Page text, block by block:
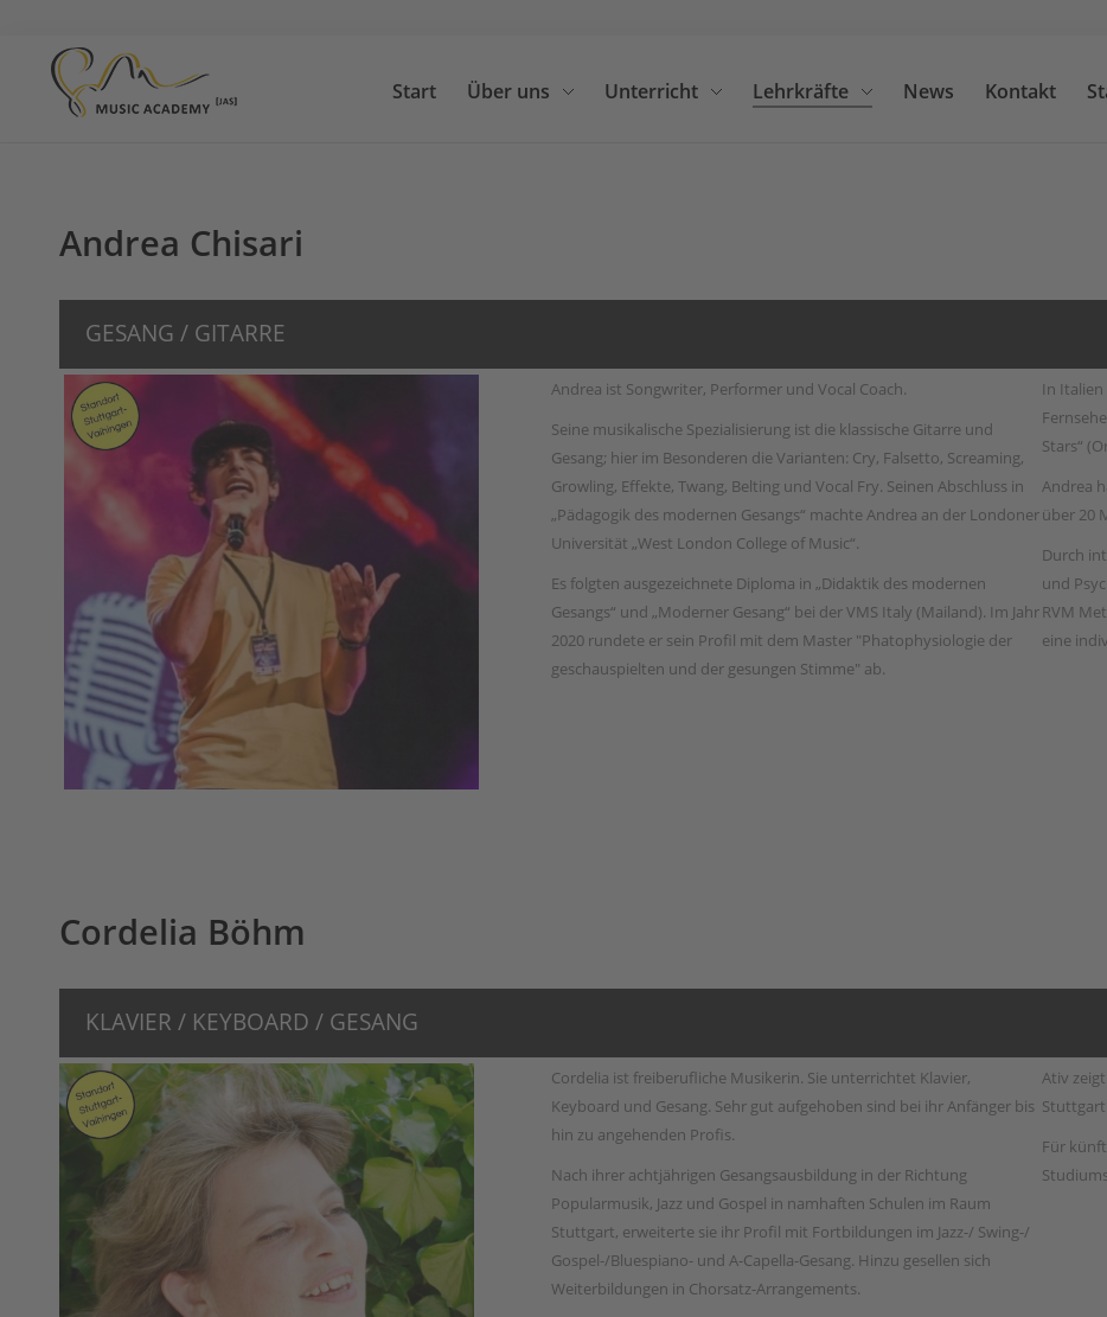
Unterricht
Lehrkräfte
Kontakt
Start Über uns Unterricht Lehrkräfte News Kontakt
Andrea Chisari
GESANG / GITARRE
Andrea ist Songwriter, Performer und Vocal Coach.
Seine musikalische Spezialisierung ist die klassische Gitarre und
Gesang; hier im Besonderen die Varianten: Cry, Falsetto, Screaming,
Growling, Effekte, Twang, Belting und Vocal Fry. Seinen Abschluss in
„Pädagogik des modernen Gesangs“ machte Andrea an der Londoner
Universität „West London College of Music“.
Es folgten ausgezeichnete Diploma in „Didaktik des modernen
Gesangs“ und „Moderner Gesang“ bei der VMS Italy (Mailand). Im Jahr
2020 rundete er sein Profil mit dem Master "Phatophysiologie der
geschauspielten und der gesungen Stimme" ab.
In
Stars“
Andrea
über 20
Durch
und
RVM
eine
Cordelia Böhm
KLAVIER / KEYBOARD / GESANG
Cordelia ist freiberufliche Musikerin. Sie unterrichtet Klavier,
Keyboard und Gesang. Sehr gut aufgehoben sind bei ihr Anfänger bis
hin zu angehenden Profis.
Nach ihrer achtjährigen Gesangsausbildung in der Richtung
Popularmusik, Jazz und Gospel in namhaften Schulen im Raum
Stuttgart, erweiterte sie ihr Profil mit Fortbildungen im Jazz-/ Swing-/
Gospel-/Bluespiano- und A-Capella-Gesang. Hinzu gesellen sich
Weiterbildungen in Chorsatz-Arrangements.
Ativ
Stuttgart.
Für